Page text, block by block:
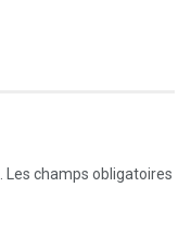
Les champs obligatoires